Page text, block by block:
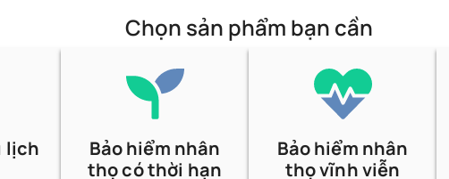
Chọn sản phẩm bạn cần
lịch
Bảo hiểm nhân
thọ có thời hạn
Bảo hiểm nhân
thọ vĩnh viễn